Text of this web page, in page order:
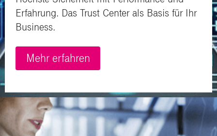
Erfahrung. Das Trust Center als Basis für Ihr
Business.
Mehr erfahren